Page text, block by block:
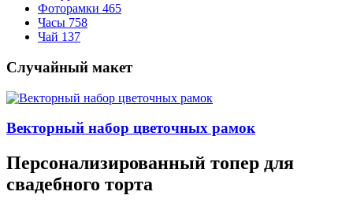
Фоторамки 465
Часы 758
Чай 137
Случайный макет
Векторный набор цветочных рамок
Персонализированный топер для
свадебного торта